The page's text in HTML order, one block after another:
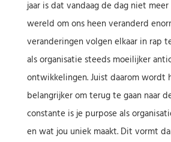
jaar is dat vandaag de dag niet meer
wereld om ons heen veranderd
veranderingen volgen elkaar in rap
als organisatie steeds moeilijker
ontwikkelingen. Juist daarom wordt
belangrijker om terug te gaan naar
constante is je purpose als
en wat jou uniek maakt. Dit vormt